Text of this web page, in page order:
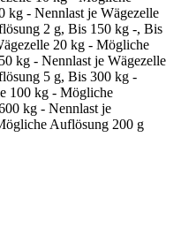
kg - Nennlast je Wägezelle
2 g, Bis 150 kg -, Bis
20 kg - Mögliche
kg - Nennlast je Wägezelle
5 g, Bis 300 kg -
100 kg - Mögliche
kg - Nennlast je
Auflösung 200 g